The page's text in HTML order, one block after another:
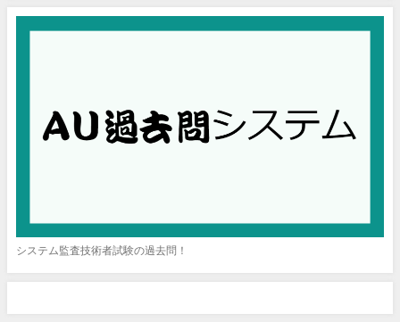
システム監査技術者試験の過去問！